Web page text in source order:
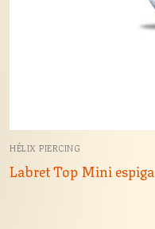
HÉLIX PIERCING
Labret Top Mini espiga